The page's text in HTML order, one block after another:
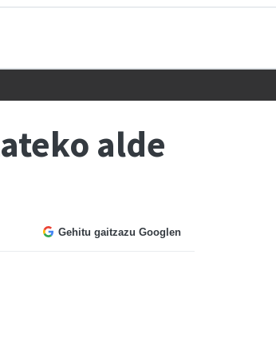
alde
Gehitu gaitzazu Googlen